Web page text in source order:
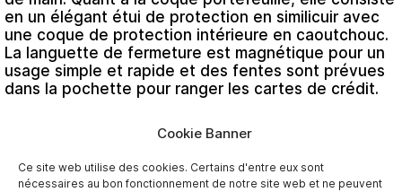
Cookie Banner
Ce site web utilise des cookies. Certains d'entre eux sont
nécessaires au bon fonctionnement de notre site web et ne peuvent
en un élégant étui de protection en similicuir avec
une coque de protection intérieure en caoutchouc.
La languette de fermeture est magnétique pour un
usage simple et rapide et des fentes sont prévues
dans la pochette pour ranger les cartes de crédit.